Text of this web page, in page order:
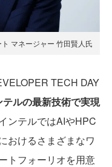
マネージャー 竹田賢人氏
TECH DAY
テルの最新技術で実現
ンテルではAIやHPC
おけるさまざまなワ
トフォーリオを用意